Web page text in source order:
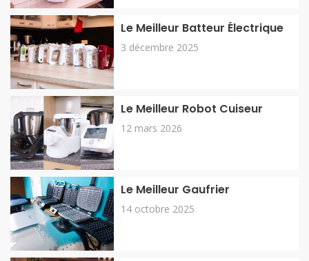
Le Meilleur Batteur Électrique
3 décembre 2025
Le Meilleur Robot Cuiseur
12 mars 2026
Le Meilleur Gaufrier
14 octobre 2025